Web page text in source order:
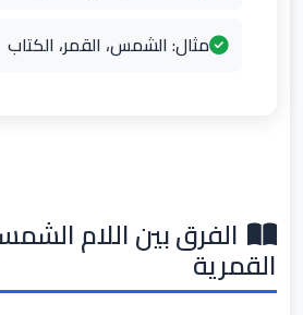
مثال: الشمس، القمر، الكتاب
الفرق بين اللام
القمرية